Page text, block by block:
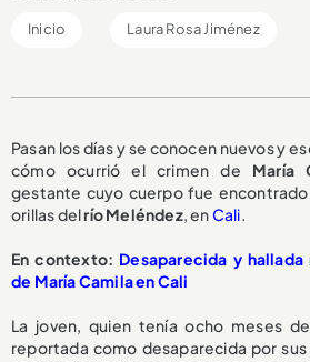
Inicio Laura Rosa Jiménez
Pasan los días y se conocen nuevos y
cómo ocurrió el crimen de María
gestante cuyo cuerpo fue
orillas delrío Meléndez, enCali.
En contexto: Desaparecida y
de María Camila en Cali
La joven, quien tenía ocho meses
reportada como desaparecida por